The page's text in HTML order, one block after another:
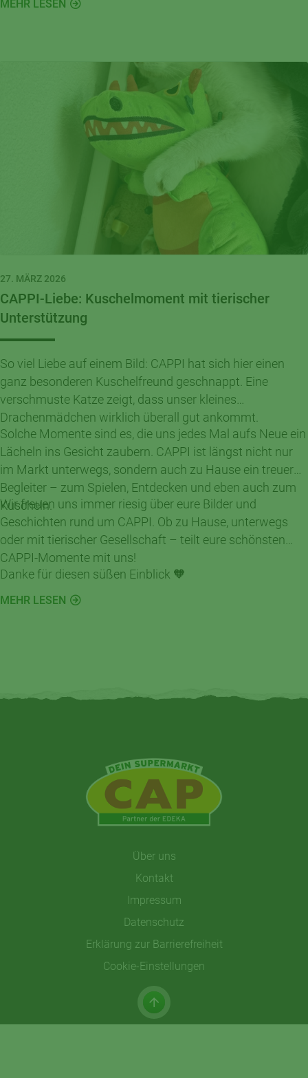
MEHR LESEN
27. MÄRZ 2026
CAPPI-Liebe: Kuschelmoment mit tierischer
Unterstützung
So viel Liebe auf einem Bild: CAPPI hat sich hier einen
ganz besonderen Kuschelfreund geschnappt. Eine
verschmuste Katze zeigt, dass unser kleines
Drachenmädchen wirklich überall gut ankommt.
Solche Momente sind es, die uns jedes Mal aufs Neue ein
Lächeln ins Gesicht zaubern. CAPPI ist längst nicht nur
im Markt unterwegs, sondern auch zu Hause ein treuer
Begleiter – zum Spielen, Entdecken und eben auch zum
Kuscheln.
Wir freuen uns immer riesig über eure Bilder und
Geschichten rund um CAPPI. Ob zu Hause, unterwegs
oder mit tierischer Gesellschaft – teilt eure schönsten
CAPPI-Momente mit uns!
Danke für diesen süßen Einblick 🧡
MEHR LESEN
Über uns
Kontakt
Impressum
Datenschutz
Erklärung zur Barrierefreiheit
Cookie-Einstellungen